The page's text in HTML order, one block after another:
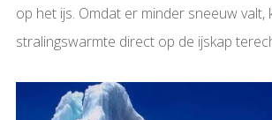
op het ijs. Omdat er minder sneeuw valt,
stralingswarmte direct op de ijskap